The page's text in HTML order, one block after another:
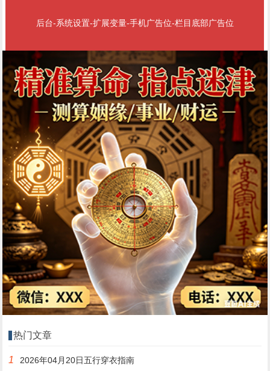
后台-系统设置-扩展变量-手机广告位-栏目底部广告位
热门文章
1 2026年04月20日五行穿衣指南